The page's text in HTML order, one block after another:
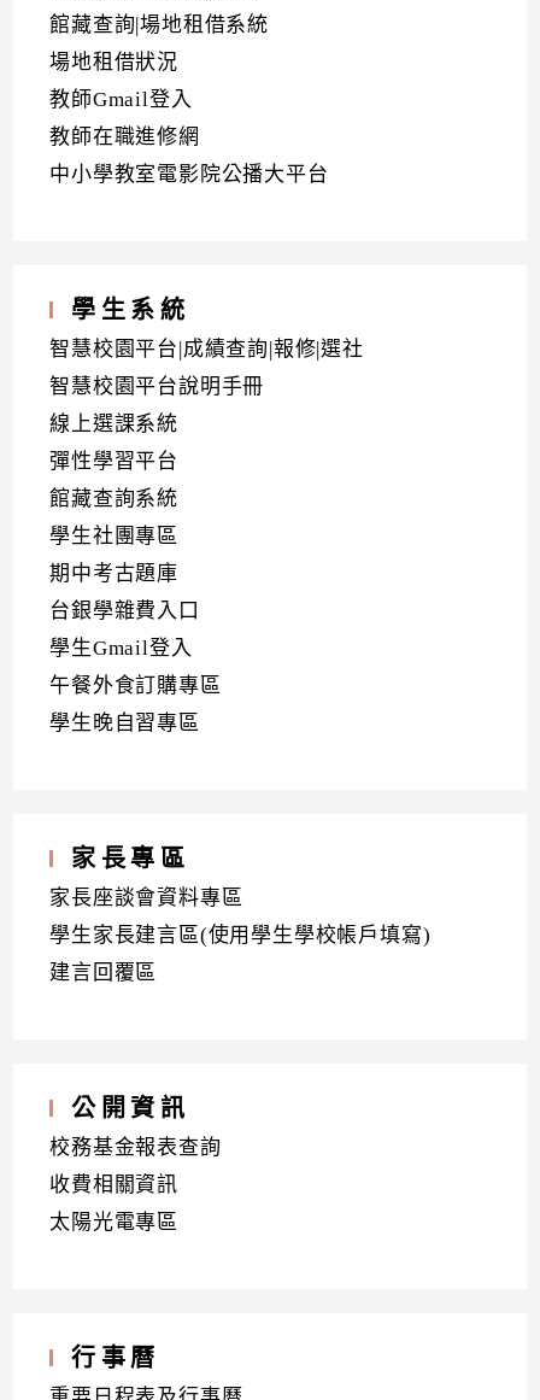
館藏查詢|場地租借系統
場地租借狀況
教師Gmail登入
教師在職進修網
中小學教室電影院公播大平台
學生系統
智慧校園平台|成績查詢|報修|選社
智慧校園平台說明手冊
線上選課系統
彈性學習平台
館藏查詢系統
學生社團專區
期中考古題庫
台銀學雜費入口
學生Gmail登入
午餐外食訂購專區
學生晚自習專區
家長專區
家長座談會資料專區
學生家長建言區(使用學生學校帳戶填寫)
建言回覆區
公開資訊
校務基金報表查詢
收費相關資訊
太陽光電專區
行事曆